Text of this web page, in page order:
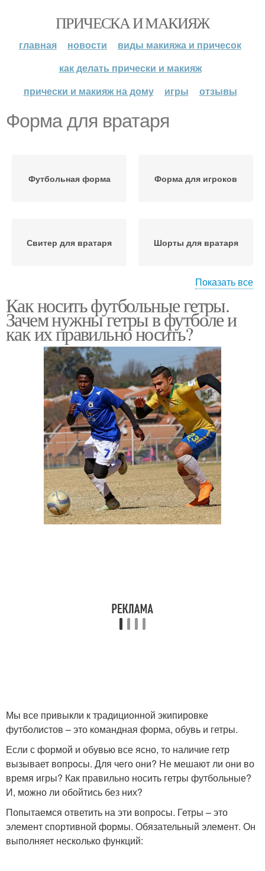
ПРИЧЕСКА И МАКИЯЖ
главная новости
виды макияжа и причесок
как делать прически и макияж
прически и макияж на дому
игры отзывы
Форма для вратаря
Футбольная форма Форма для игроков
Свитер для вратаря Шорты для вратаря
Комбинезон для
вратаря
Показать все
Как носить футбольные гетры.
Зачем нужны гетры в футболе и
как их правильно носить?
Мы все привыкли к традиционной экипировке
футболистов – это командная форма, обувь и гетры.
Если с формой и обувью все ясно, то наличие гетр
вызывает вопросы. Для чего они? Не мешают ли они во
время игры? Как правильно носить гетры футбольные?
И, можно ли обойтись без них?
Попытаемся ответить на эти вопросы. Гетры – это
элемент спортивной формы. Обязательный элемент. Он
выполняет несколько функций: